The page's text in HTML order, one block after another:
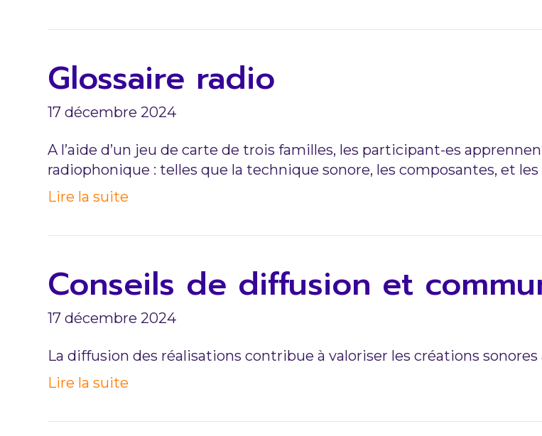
Glossaire radio
17 décembre 2024
A l’aide d’un jeu de carte de trois familles, les participant-es
radiophonique : telles que la technique sonore, les composantes, et
Lire la suite
Conseils de diffusion et
17 décembre 2024
La diffusion des réalisations contribue à valoriser les créations
Lire la suite